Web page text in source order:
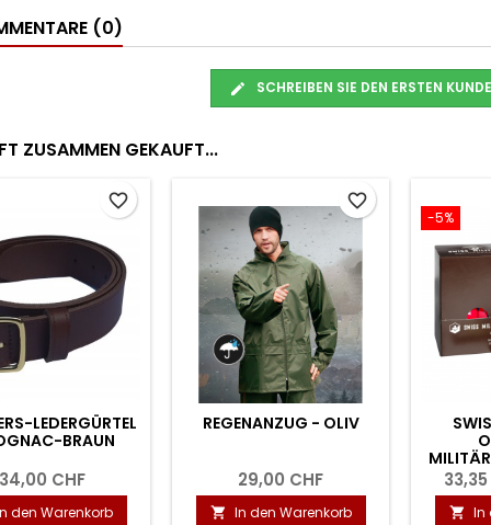
(0)
SCHREIBEN SIE DEN ERSTEN
ZUSAMMEN GEKAUFT...
BLACHE - 150X155
CM
25,00 CHF
 In den Warenkorb
ARMEE BINDESTRICK
5,00 CHF
 In den Warenkorb